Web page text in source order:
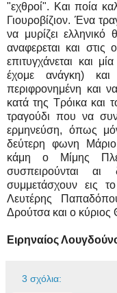
"εχθροί". Και ποία
Γιουροβίζιον. Ένα
να μυρίζει
αναφερεται και
επιτυγχάνεται και
έχομε ανάγκη)
περιφρονημένη και
κατά της Τρόικα και
τραγούδι που να
ερμηνεύση, όπως
δεύτερη φωνη
κάμη ο Μίμης
συσπειρούνται
συμμετάσχουν εις
Λευτέρης
Δρούτσα και ο κύριος
Ειρηναίος
3 σχόλια: